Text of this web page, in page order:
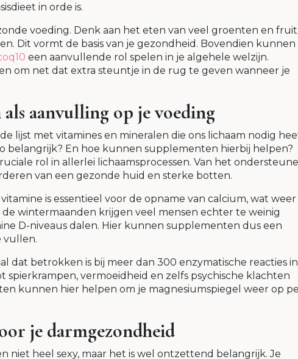
in orde is.
voeding. Denk aan het eten van veel groenten en
Dit vormt de basis van je gezondheid. Bovendien kunnen
een aanvullende rol spelen in je algehele welzijn.
om net dat extra steuntje in de rug te geven wanneer je
aanvulling op je voeding
lijst met vitamines en mineralen die ons lichaam nodig
belangrijk? En hoe kunnen supplementen hierbij helpen?
rol in allerlei lichaamsprocessen. Van het
van een gezonde huid en sterke botten.
is essentieel voor de opname van calcium, wat weer
wintermaanden krijgen veel mensen echter te weinig
D-niveaus dalen. Hier kunnen supplementen dus een
vullen.
dat betrokken is bij meer dan 300 enzymatische reacties in
spierkrampen, vermoeidheid en zelfs psychische klachten
kunnen hier helpen om je magnesiumspiegel weer op
je darmgezondheid
niet heel sexy, maar het is wel ontzettend belangrijk. Je